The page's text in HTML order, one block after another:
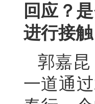
回应？
进行接触
郭嘉
一道通